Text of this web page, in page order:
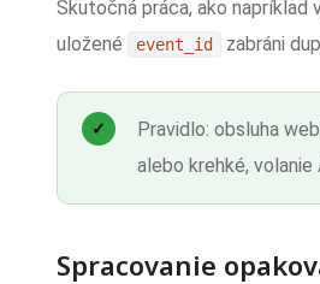
Skutočná práca, ako
uložené
event_id zabráni
Pravidlo: obsluha
alebo krehké,
Spracovanie